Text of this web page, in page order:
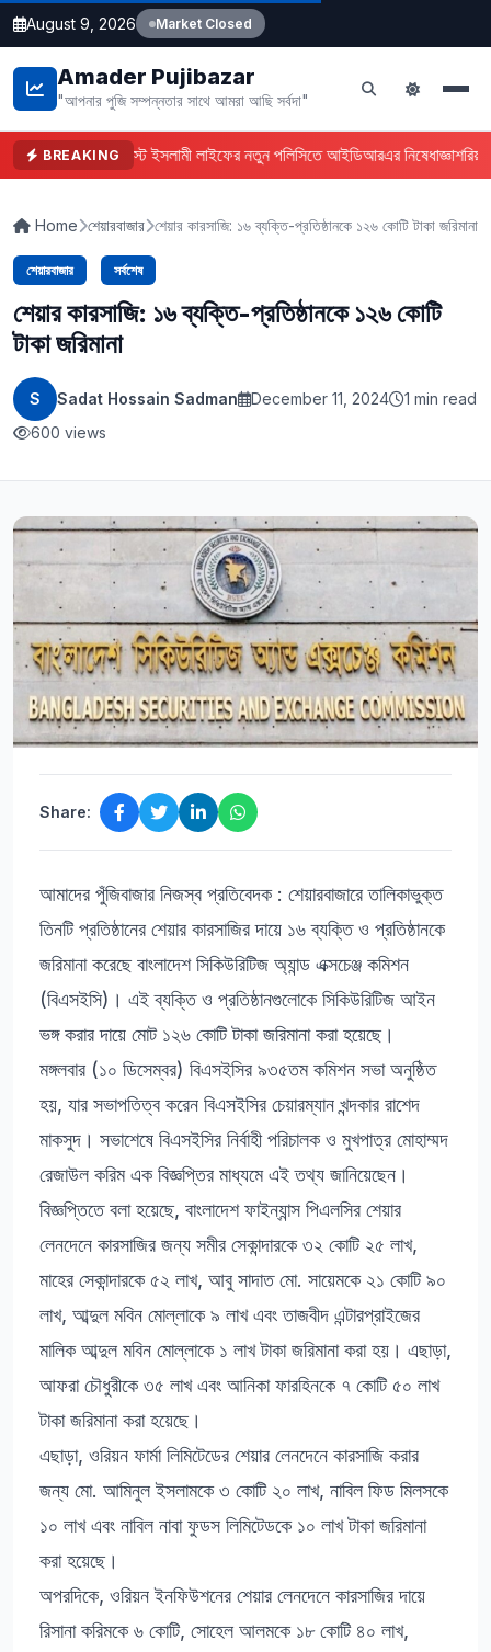
August 9, 2026 Market Closed
Amader Pujibazar
"আপনার পুজি সম্পন্নতার সাথে আমরা আছি সর্বদা"
BREAKINGফারইস্ট ইসলামী লাইফের নতুন পলিসিতে আইডিআরএর নিষেধাজ্ঞা
Home শেয়ারবাজার শেয়ার কারসাজি: ১৬ ব্যক্তি-প্রতিষ্ঠানকে ১২৬ কোটি টাকা জরিমানা
শেয়ারবাজার সর্বশেষ
শেয়ার কারসাজি: ১৬ ব্যক্তি-প্রতিষ্ঠানকে ১২৬ কোটি
টাকা জরিমানা
S Sadat Hossain Sadman December 11, 2024
1 min read
600 views
Share:
আমাদের পুঁজিবাজার নিজস্ব প্রতিবেদক : শেয়ারবাজারে তালিকাভুক্ত
তিনটি প্রতিষ্ঠানের শেয়ার কারসাজির দায়ে ১৬ ব্যক্তি ও প্রতিষ্ঠানকে
জরিমানা করেছে বাংলাদেশ সিকিউরিটিজ অ্যান্ড এক্সচেঞ্জ কমিশন
(বিএসইসি)। এই ব্যক্তি ও প্রতিষ্ঠানগুলোকে সিকিউরিটিজ আইন
ভঙ্গ করার দায়ে মোট ১২৬ কোটি টাকা জরিমানা করা হয়েছে।
মঙ্গলবার (১০ ডিসেম্বর) বিএসইসির ৯৩৫তম কমিশন সভা অনুষ্ঠিত
হয়, যার সভাপতিত্ব করেন বিএসইসির চেয়ারম্যান খন্দকার রাশেদ
মাকসুদ। সভাশেষে বিএসইসির নির্বাহী পরিচালক ও মুখপাত্র মোহাম্মদ
রেজাউল করিম এক বিজ্ঞপ্তির মাধ্যমে এই তথ্য জানিয়েছেন।
বিজ্ঞপ্তিতে বলা হয়েছে, বাংলাদেশ ফাইন্যান্স পিএলসির শেয়ার
লেনদেনে কারসাজির জন্য সমীর সেকান্দারকে ৩২ কোটি ২৫ লাখ,
মাহের সেকান্দারকে ৫২ লাখ, আবু সাদাত মো. সায়েমকে ২১ কোটি ৯০
লাখ, আব্দুল মবিন মোল্লাকে ৯ লাখ এবং তাজবীদ এন্টারপ্রাইজের
মালিক আব্দুল মবিন মোল্লাকে ১ লাখ টাকা জরিমানা করা হয়। এছাড়া,
আফরা চৌধুরীকে ৩৫ লাখ এবং আনিকা ফারহিনকে ৭ কোটি ৫০ লাখ
টাকা জরিমানা করা হয়েছে।
এছাড়া, ওরিয়ন ফার্মা লিমিটেডের শেয়ার লেনদেনে কারসাজি করার
জন্য মো. আমিনুল ইসলামকে ৩ কোটি ২০ লাখ, নাবিল ফিড মিলসকে
১০ লাখ এবং নাবিল নাবা ফুডস লিমিটেডকে ১০ লাখ টাকা জরিমানা
করা হয়েছে।
অপরদিকে, ওরিয়ন ইনফিউশনের শেয়ার লেনদেনে কারসাজির দায়ে
রিসানা করিমকে ৬ কোটি, সোহেল আলমকে ১৮ কোটি ৪০ লাখ,